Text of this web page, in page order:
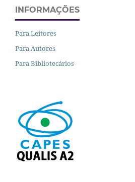
INFORMAÇÕES
Para Leitores
Para Autores
Para Bibliotecários